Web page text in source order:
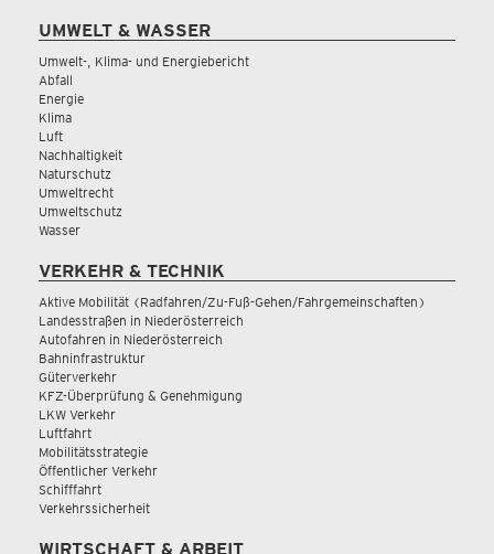
UMWELT & WASSER
Umwelt-, Klima- und Energiebericht
Abfall
Energie
Klima
Luft
Nachhaltigkeit
Naturschutz
Umweltrecht
Umweltschutz
Wasser
VERKEHR & TECHNIK
Aktive Mobilität (Radfahren/Zu-Fuß-Gehen/Fahrgemeinschaften)
Landesstraßen in Niederösterreich
Autofahren in Niederösterreich
Bahninfrastruktur
Güterverkehr
KFZ-Überprüfung & Genehmigung
LKW Verkehr
Luftfahrt
Mobilitätsstrategie
Öffentlicher Verkehr
Schifffahrt
Verkehrssicherheit
WIRTSCHAFT & ARBEIT